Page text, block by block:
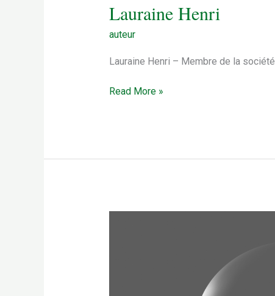
Lauraine Henri
auteur
Lauraine Henri – Membre de la
Lauraine
Read More »